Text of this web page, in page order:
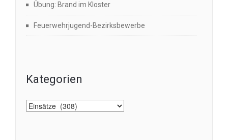
Übung: Brand im Kloster
Feuerwehrjugend-Bezirksbewerbe
Kategorien
Kategorien